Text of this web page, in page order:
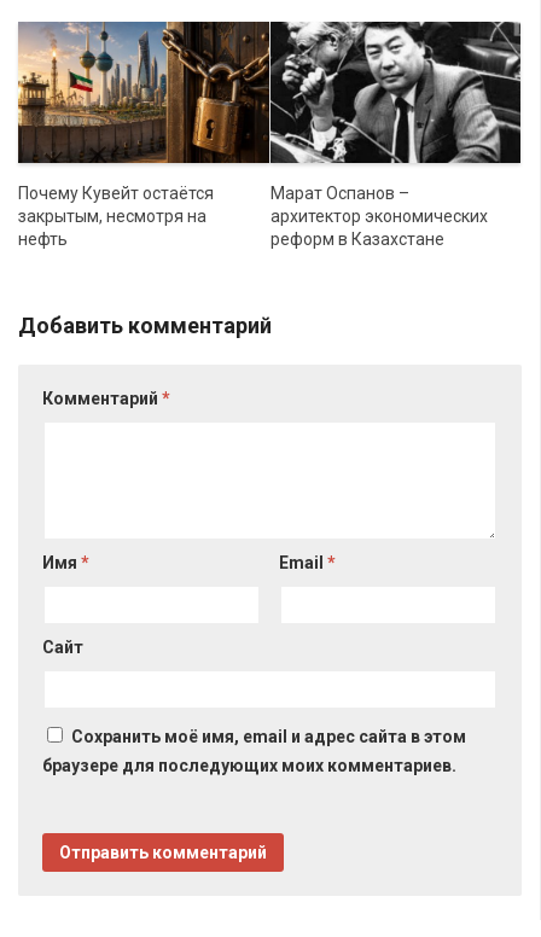
Почему Кувейт остаётся
закрытым, несмотря на
нефть
Марат Оспанов –
архитектор экономических
реформ в Казахстане
Добавить комментарий
Комментарий *
Имя * Email*
Сайт
Сохранить моё имя, email и адрес сайта в этом
браузере для последующих моих комментариев.